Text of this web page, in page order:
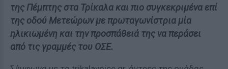
της Πέμπτης στα Τρίκαλα και πιο συγκεκριμένα επί
της οδού Μετεώρων με πρωταγωνίστρια μία
ηλικιωμένη και την προσπάθειά της να περάσει
από τις γραμμές του ΟΣΕ.